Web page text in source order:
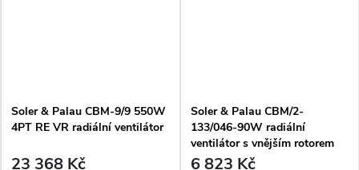
Soler & Palau CBM-9/9 550W
4PT RE VR radiální ventilátor
23 368 Kč
Soler & Palau CBM/2-
133/046-90W radiální
ventilátor s vnějším rotorem
6 823 Kč